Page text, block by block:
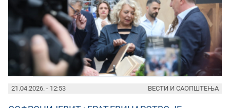
21.04.2026. - 12:53 ВЕСТИ И САОПШТЕЊА